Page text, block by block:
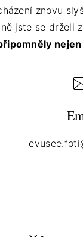
znovu
jste se drželi